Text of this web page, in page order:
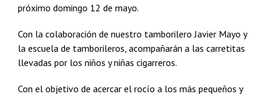
próximo domingo 12 de mayo.
Con la colaboración de nuestro tamborilero Javier Mayo y
la escuela de tamborileros, acompañarán a las carretitas
llevadas por los niños y niñas cigarreros.
Con el objetivo de acercar el rocío a los más pequeños y